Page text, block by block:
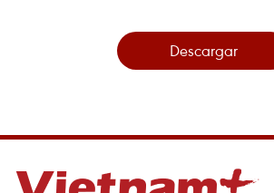
Descargar